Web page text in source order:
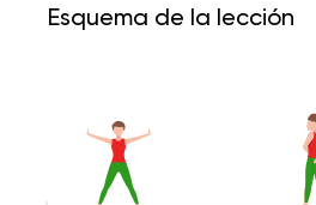
Esquema de la lección